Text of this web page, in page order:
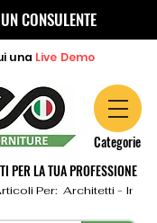
CONSULENTE
una Live Demo
Categorie
PER LA TUA PROFESSIONE
Per:  Architetti -